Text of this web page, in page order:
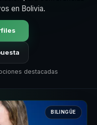
en Bolivia.
destacadas
BILINGÜE